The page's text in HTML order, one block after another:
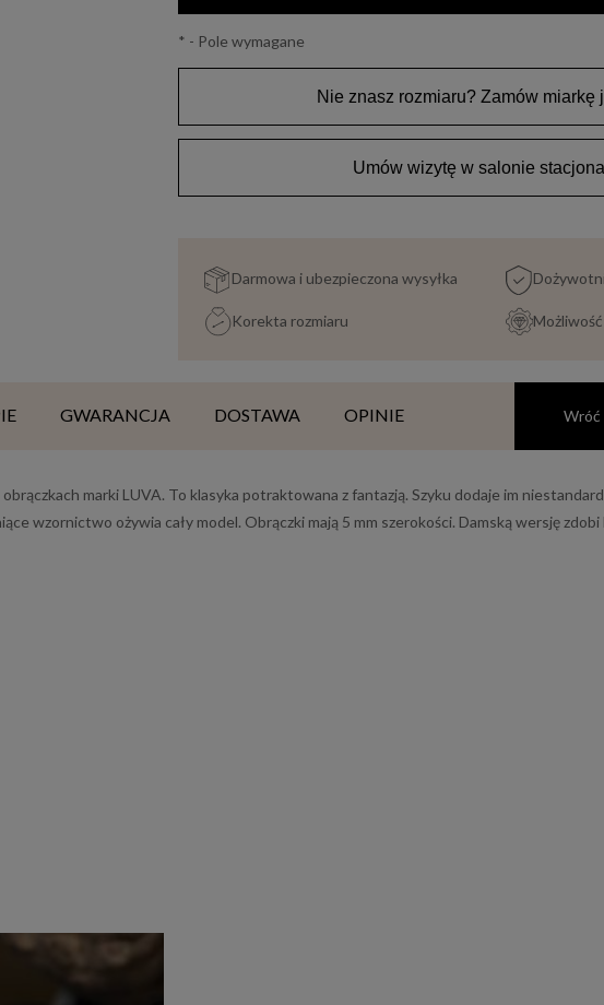
* - Pole wymagane
Nie znasz rozmiaru? Zamów miarkę
Umów wizytę w salonie
Darmowa i ubezpieczona wysyłka
Korekta rozmiaru
GWARANCJA DOSTAWA OPINIE Wróć
marki LUVA. To klasyka potraktowana z fantazją. Szyku dodaje im
wzornictwo ożywia cały model. Obrączki mają 5 mm szerokości. Damską wersję zdobi